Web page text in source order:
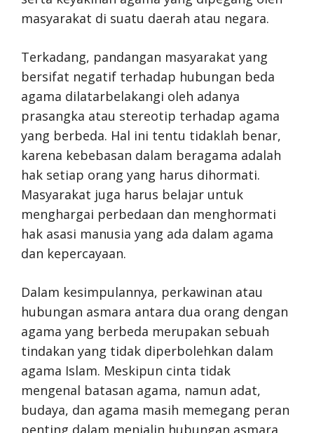
masyarakat di suatu daerah atau negara.
Terkadang, pandangan masyarakat yang
bersifat negatif terhadap hubungan beda
agama dilatarbelakangi oleh adanya
prasangka atau stereotip terhadap agama
yang berbeda. Hal ini tentu tidaklah benar,
karena kebebasan dalam beragama adalah
hak setiap orang yang harus dihormati.
Masyarakat juga harus belajar untuk
menghargai perbedaan dan menghormati
hak asasi manusia yang ada dalam agama
dan kepercayaan.
Dalam kesimpulannya, perkawinan atau
hubungan asmara antara dua orang dengan
agama yang berbeda merupakan sebuah
tindakan yang tidak diperbolehkan dalam
agama Islam. Meskipun cinta tidak
mengenal batasan agama, namun adat,
budaya, dan agama masih memegang peran